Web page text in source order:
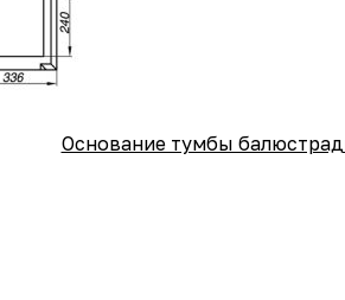
Основание тумбы